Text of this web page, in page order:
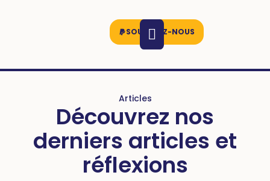
SOUTENEZ-NOUS
Articles
Découvrez nos
derniers articles et
réflexions